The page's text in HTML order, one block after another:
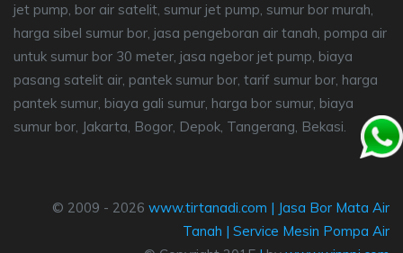
jet pump, bor air satelit, sumur jet pump, sumur bor murah,
harga sibel sumur bor, jasa pengeboran air tanah, pompa air
untuk sumur bor 30 meter, jasa ngebor jet pump, biaya
pasang satelit air, pantek sumur bor, tarif sumur bor, harga
pantek sumur, biaya gali sumur, harga bor sumur, biaya
sumur bor, Jakarta, Bogor, Depok, Tangerang, Bekasi.
© 2009 - 2026 www.tirtanadi.com | Jasa Bor Mata Air
Tanah | Service Mesin Pompa Air